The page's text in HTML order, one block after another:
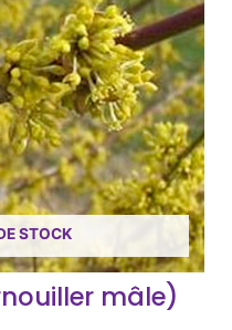
STOCK
mâle)